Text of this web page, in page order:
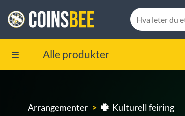
Alle produkter
Arrangementer Kulturell feiring